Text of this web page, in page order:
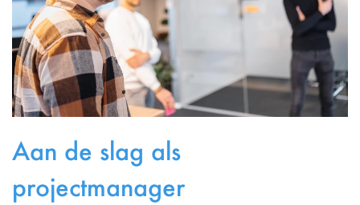
Aan de slag als
projectmanager